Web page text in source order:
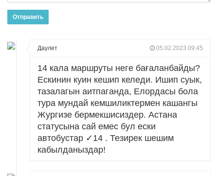
Отправить
Даулет 05.02.2023 09:45
14 кала маршруты неге бағаланбайды?
Ескинин куин кешип келеди. Ишип суык,
тазалагын аитпаганда, Елордасы бола
тура мундай кемшиликтермен кашангы
Жургизе бермекшисиздер. Астана
статусына сай емес бул ески
автобустар ✓14 . Тезирек шешим
кабылданыздар!